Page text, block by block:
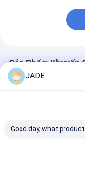
Sản Phẩm Khuyến
JADE
Good day, what